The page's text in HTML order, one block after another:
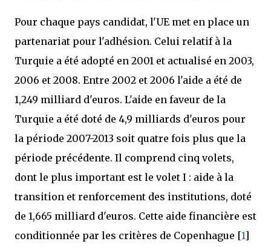
Pour chaque pays candidat, l'UE met en place un
partenariat pour l'adhésion. Celui relatif à la
Turquie a été adopté en 2001 et actualisé en 2003,
2006 et 2008. Entre 2002 et 2006 l'aide a été de
1,249 milliard d'euros. L'aide en faveur de la
Turquie a été doté de 4,9 milliards d'euros pour
la période 2007-2013 soit quatre fois plus que la
période précédente. Il comprend cinq volets,
dont le plus important est le volet I : aide à la
transition et renforcement des institutions, doté
de 1,665 milliard d'euros. Cette aide financière est
conditionnée par les critères de Copenhague [1]